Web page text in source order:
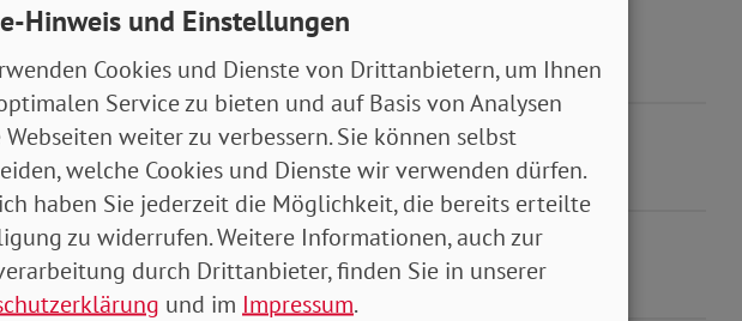
der Name der Erkrankung?
eine Erkrankung aus?
Hinweis und Einstellungen
Cookies und Dienste von Drittanbietern, um Ihnen
Service zu bieten und auf Basis von Analysen
Webseiten weiter zu verbessern. Sie können selbst
welche Cookies und Dienste wir verwenden dürfen.
haben Sie jederzeit die Möglichkeit, die bereits erteilte
zu widerrufen. Weitere Informationen, auch zur
durch Drittanbieter, finden Sie in unserer
und im Impressum.